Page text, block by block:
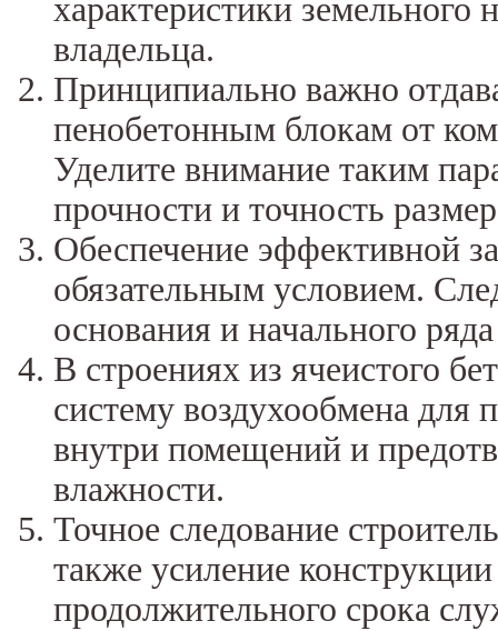
характеристики земельного
владельца.
Принципиально важно
пенобетонным блокам от
Уделите внимание таким
прочности и точность
Обеспечение эффективной
обязательным условием.
основания и начального
В строениях из ячеистого
систему воздухообмена для
внутри помещений и
влажности.
Точное следование
также усиление
продолжительного срока